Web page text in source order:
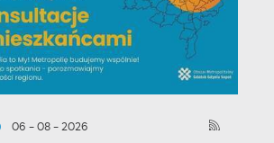
06 - 08 - 2026